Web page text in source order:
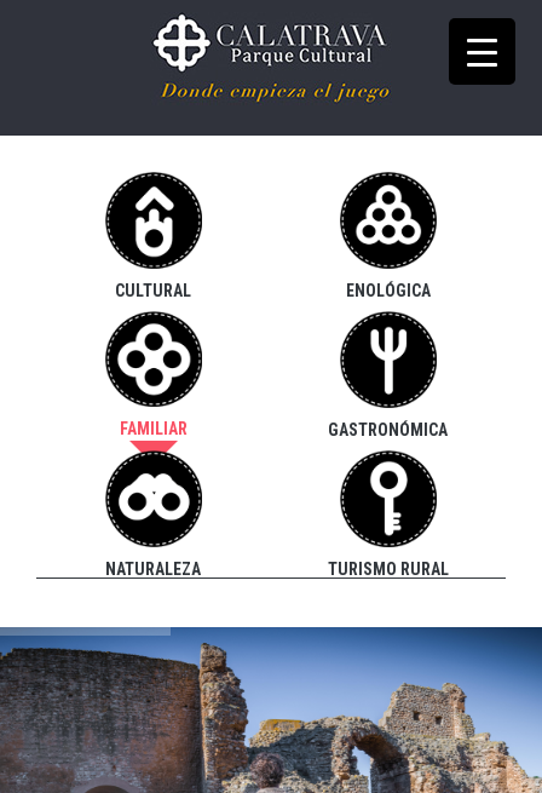
Parque Cultural
Calatrava
Donde empieza el juego
CULTURAL ENOLÓGICA
FAMILIAR GASTRONÓMICA
NATURALEZA TURISMO RURAL